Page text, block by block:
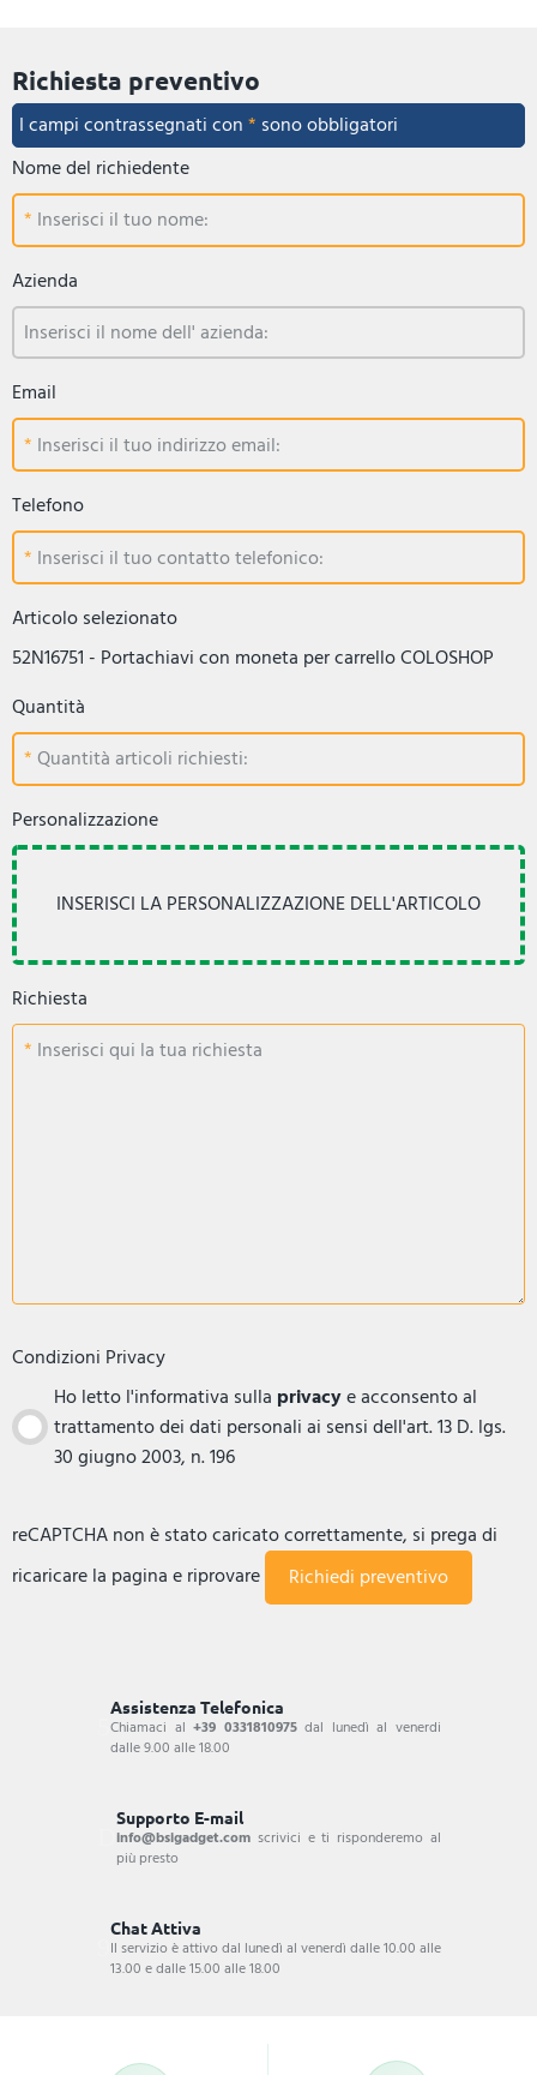
Richiesta preventivo
I campi contrassegnati con* sono obbligatori
Nome del richiedente
Inserisci il tuo nome:
Azienda
Inserisci il nome dell' azienda:
Email
Inserisci il tuo indirizzo email:
Telefono
Inserisci il tuo contatto telefonico:
Articolo selezionato
52N16751 - Portachiavi con moneta per carrello COLOSHOP
Quantità
Quantità articoli richiesti:
Personalizzazione
Richiesta
Inserisci qui la tua richiesta
Condizioni Privacy
Ho letto l'informativa sulla privacye acconsento al
trattamento dei dati personali ai sensi dell'art. 13 D. lgs.
30 giugno 2003, n. 196
reCAPTCHA non è stato caricato correttamente, si prega di
ricaricare la pagina e riprovare
Assistenza Telefonica
Chiamaci al+39 0331810975dal lunedì al venerdi
dalle 9.00 alle 18.00
Supporto E-mail
info@bsigadget.com scrivici e ti risponderemo al
più presto
Chat Attiva
Il servizio è attivo dal lunedì al venerdì dalle 10.00 alle
13.00 e dalle 15.00 alle 18.00